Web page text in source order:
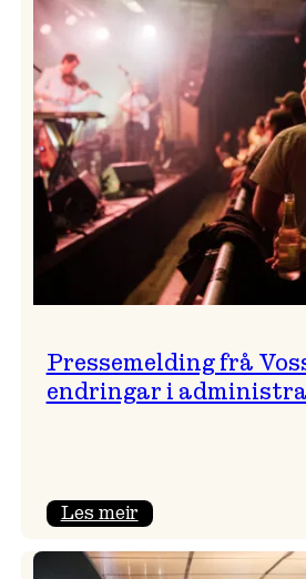
søkjer
Pressemelding frå
endringar i
Les meir:
frå